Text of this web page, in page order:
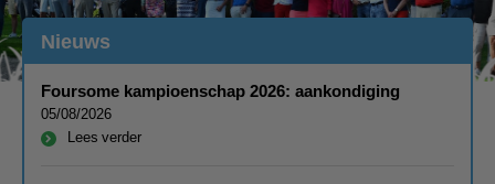
Nieuws
Foursome kampioenschap 2026: aankondiging
05/08/2026
Lees verder